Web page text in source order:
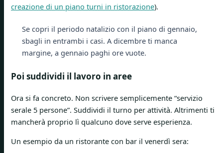
creazione di un piano turni in ristorazione).
Se copri il periodo natalizio con il piano di gennaio,
sbagli in entrambi i casi. A dicembre ti manca
margine, a gennaio paghi ore vuote.
Poi suddividi il lavoro in aree
Ora si fa concreto. Non scrivere semplicemente “servizio
serale 5 persone”. Suddividi il turno per attività. Altrimenti ti
mancherà proprio lì qualcuno dove serve esperienza.
Un esempio da un ristorante con bar il venerdì sera: